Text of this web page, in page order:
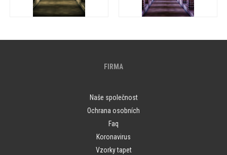
FIRMA
Naše společnost
Ochrana osobních
Faq
Koronavirus
Vzorky tapet